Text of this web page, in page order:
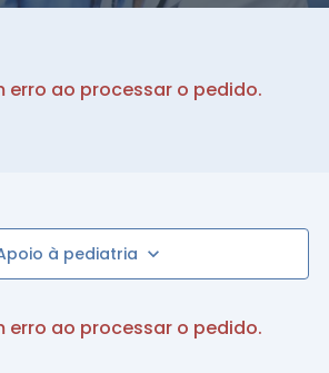
erro ao processar o pedido.
à pediatria
erro ao processar o pedido.